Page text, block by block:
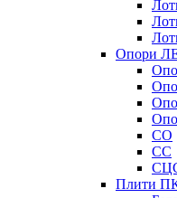
Опори
СО
СС
Плити